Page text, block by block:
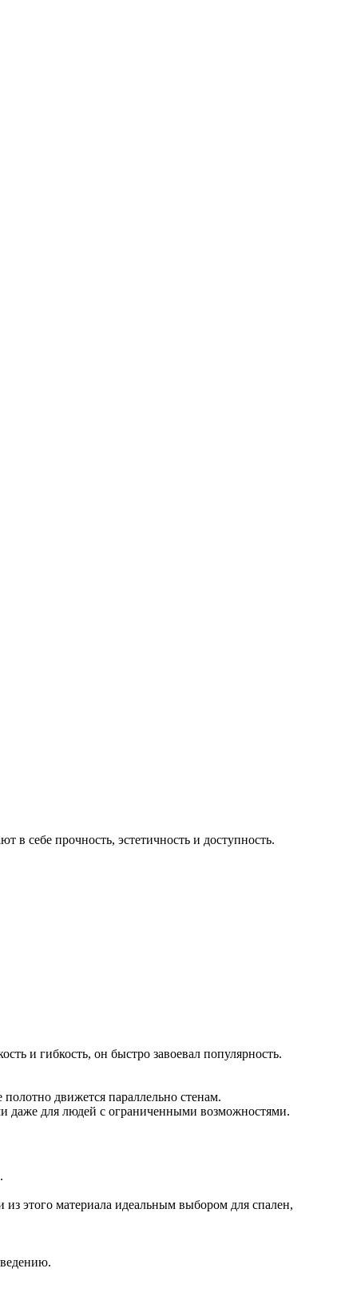
себе прочность, эстетичность и доступность.
и гибкость, он быстро завоевал популярность.
движется параллельно стенам.
даже для людей с ограниченными возможностями.
этого материала идеальным выбором для спален,